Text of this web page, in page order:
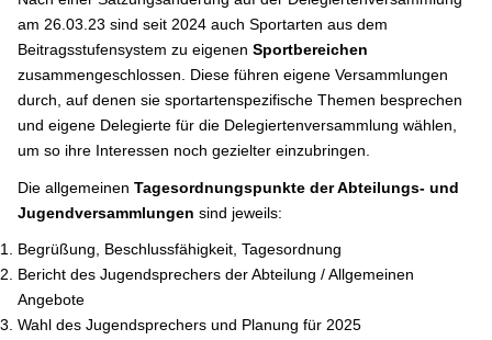
am 26.03.23 sind seit 2024 auch Sportarten aus dem
Beitragsstufensystem zu eigenen Sportbereichen
zusammengeschlossen. Diese führen eigene Versammlungen
durch, auf denen sie sportartenspezifische Themen besprechen
und eigene Delegierte für die Delegiertenversammlung wählen,
um so ihre Interessen noch gezielter einzubringen.
Die allgemeinen Tagesordnungspunkte der Abteilungs- und
Jugendversammlungen sind jeweils:
Begrüßung, Beschlussfähigkeit, Tagesordnung
Bericht des Jugendsprechers der Abteilung / Allgemeinen
Angebote
Wahl des Jugendsprechers und Planung für 2025